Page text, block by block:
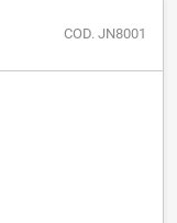
COD. JN8001